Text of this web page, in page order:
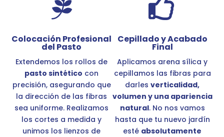

Colocación Profesional
del Pasto
Extendemos los rollos de
pasto sintético con
precisión, asegurando que
la dirección de las fibras
sea uniforme. Realizamos
los cortes a medida y
unimos los lienzos de

Cepillado y Acabado
Final
Aplicamos arena sílica y
cepillamos las fibras para
darlesverticalidad,
volumen y una apariencia
natural. No nos vamos
hasta que tu nuevo jardín
esté absolutamente